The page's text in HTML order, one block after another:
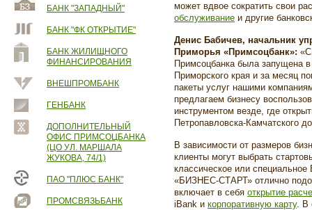
БАНК "ЗАПАДНЫЙ"
БАНК "ФК ОТКРЫТИЕ"
БАНК ЖИЛИЩНОГО
ФИНАНСИРОВАНИЯ
ВНЕШПРОМБАНК
ГЕНБАНК
ДОПОЛНИТЕЛЬНЫЙ
ОФИС ПРИМСОЦБАНКА
(ЦО УЛ. МАРШАЛА
ЖУКОВА, 74/1)
ПАО "ПЛЮС БАНК"
ПРОМСВЯЗЬБАНК
может вдвое сократить свои
обслуживание и другие
Денис Бабичев, начальник
Приморья «Примсоцбанк»:
Примсоцбанка была запущена
Приморского края и за месяц
пакеты услуг нашими
предлагаем бизнесу
инструментом везде, где
Петропавловска-Камчатского
В зависимости от размеров
клиенты могут выбрать
классическое или
«БИЗНЕС-СТАРТ» отлично
включает в себя открытие
iBank и корпоративную карту. В